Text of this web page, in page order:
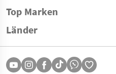
Top Marken
Länder